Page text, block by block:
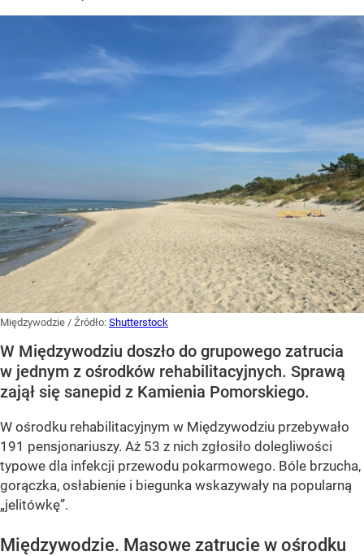
Międzywodzie / Źródło: Shutterstock
W Międzywodziu doszło do grupowego zatrucia
w jednym z ośrodków rehabilitacyjnych. Sprawą
zajął się sanepid z Kamienia Pomorskiego.
W ośrodku rehabilitacyjnym w Międzywodziu przebywało
191 pensjonariuszy. Aż 53 z nich zgłosiło dolegliwości
typowe dla infekcji przewodu pokarmowego. Bóle brzucha,
gorączka, osłabienie i biegunka wskazywały na popularną
„jelitówkę”.
Międzywodzie. Masowe zatrucie w ośrodku